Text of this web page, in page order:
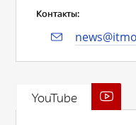
Контакты:
YouTube